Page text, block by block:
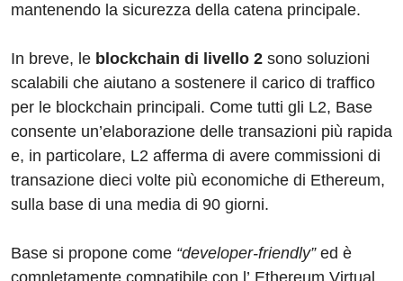
mantenendo la sicurezza della catena principale.
In breve, le blockchain di livello 2 sono soluzioni
scalabili che aiutano a sostenere il carico di traffico
per le blockchain principali. Come tutti gli L2, Base
consente un’elaborazione delle transazioni più rapida
e, in particolare, L2 afferma di avere commissioni di
transazione dieci volte più economiche di Ethereum,
sulla base di una media di 90 giorni.
Base si propone come “developer-friendly”ed è